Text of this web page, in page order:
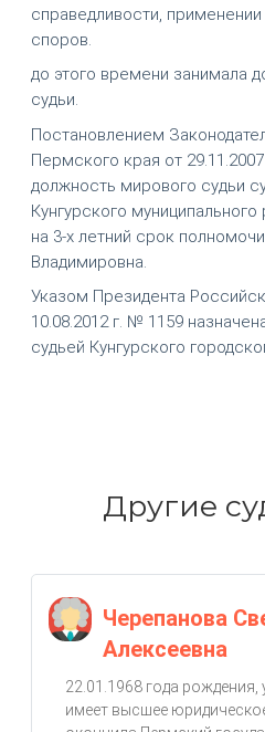
справедливости,
споров.
до этого времени занимала
судьи.
Постановлением
Пермского края от
должность мирового судьи
Кунгурского
на 3-х летний срок
Владимировна.
Указом Президента
10.08.2012 г. № 1159
судьей Кунгурского
Другие
Черепанова
Алексеевна
22.01.1968 года рождения,
имеет высшее